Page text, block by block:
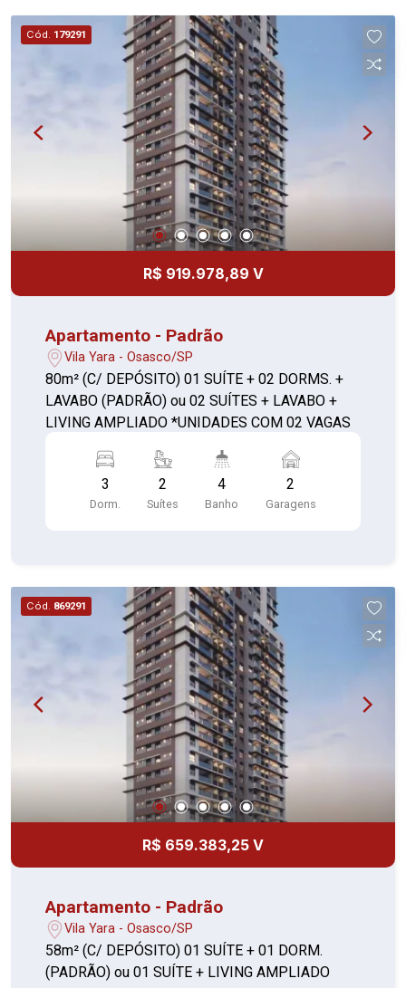
Cód. 179291
R$ 919.978,89 V
Apartamento - Padrão
Vila Yara - Osasco/SP
80m² (C/ DEPÓSITO) 01 SUÍTE + 02 DORMS. +
LAVABO (PADRÃO) ou 02 SUÍTES + LAVABO +
LIVING AMPLIADO *UNIDADES COM 02 VAGAS
3
Dorm.
2
Suítes
4
Banho
2
Garagens
Cód. 869291
R$ 659.383,25 V
Apartamento - Padrão
Vila Yara - Osasco/SP
58m² (C/ DEPÓSITO) 01 SUÍTE + 01 DORM.
(PADRÃO) ou 01 SUÍTE + LIVING AMPLIADO